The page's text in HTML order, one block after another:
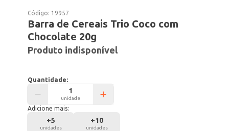
Código: 19957
Barra de Cereais Trio Coco com
Chocolate 20g
Produto indisponível
Quantidade:
unidade
Adicione mais:
+5
unidades
+10
unidades